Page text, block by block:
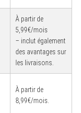
À partir de
5,99€/mois
– inclut également
des avantages sur
les livraisons.
À partir de
8,99€/mois.